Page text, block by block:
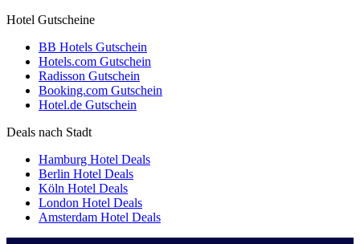
Hotel Gutscheine
BB Hotels Gutschein
Hotels.com Gutschein
Radisson Gutschein
Booking.com Gutschein
Hotel.de Gutschein
Deals nach Stadt
Hamburg Hotel Deals
Berlin Hotel Deals
Köln Hotel Deals
London Hotel Deals
Amsterdam Hotel Deals